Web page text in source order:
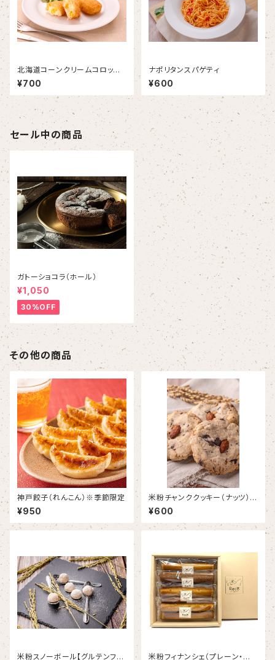
北海道コーンクリームコロッケ
（3個入）
¥700
ナポリタンスパゲティ
¥600
セール中の商品
ガトーショコラ（ホール）
¥1,050
30%OFF
その他の商品
神戸餃子（れんこん）※季節限定
¥950
米粉チャンククッキー（ナッツ）
【グルテンフリー】
¥600
米粉スノーボール【グルテンフリ
米粉フィナンシェ（プレーン・紅